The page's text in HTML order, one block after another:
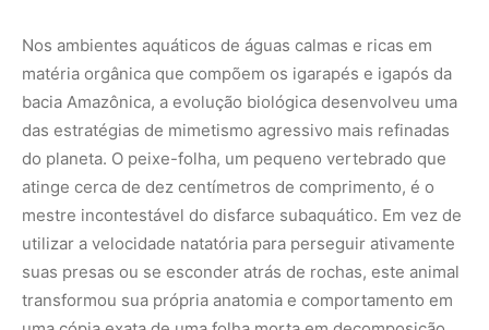
Nos ambientes aquáticos de águas calmas e ricas em
matéria orgânica que compõem os igarapés e igapós da
bacia Amazônica, a evolução biológica desenvolveu uma
das estratégias de mimetismo agressivo mais refinadas
do planeta. O peixe-folha, um pequeno vertebrado que
atinge cerca de dez centímetros de comprimento, é o
mestre incontestável do disfarce subaquático. Em vez de
utilizar a velocidade natatória para perseguir ativamente
suas presas ou se esconder atrás de rochas, este animal
transformou sua própria anatomia e comportamento em